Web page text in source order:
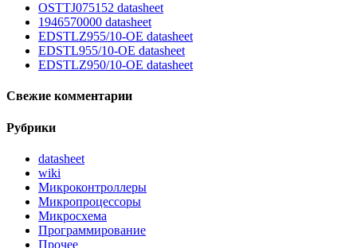
OSTTJ075152 datasheet
1946570000 datasheet
EDSTLZ955/10-OE datasheet
EDSTL955/10-OE datasheet
EDSTLZ950/10-OE datasheet
Свежие комментарии
Рубрики
datasheet
wiki
Микроконтроллеры
Микропроцессоры
Микросхема
Программирование
Прочее